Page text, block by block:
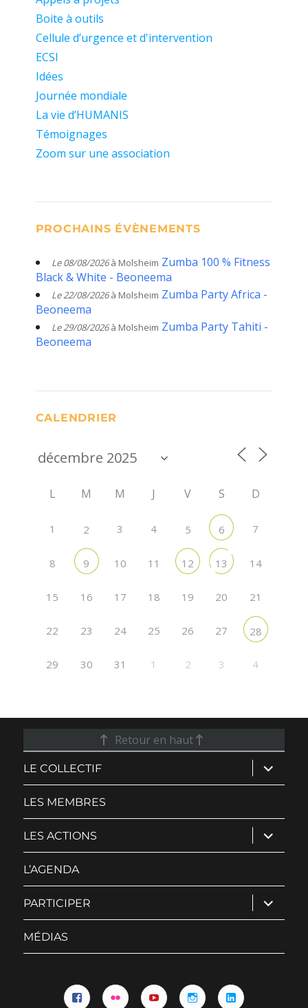
Boite à outils
Cellule d’urgence et d'intervention
ECSI
Idées
Journée mondiale
La vie d’HUMANIS
Témoignages
Zoom sur une association
PROCHAINS ÉVÈNEMENTS
Le 08/08/2026à Molsheim Zumba 100 % Fitness
Black & White - Beoneema
Le 22/08/2026à Molsheim Zumba Party Africa -
Beoneema
Le 29/08/2026à Molsheim Zumba Party Tahiti -
Beoneema
CALENDRIER
L M M J V S D
1 2 3 4 5 6 7
8 9 10 11 12 13 14
15 16 17 18 19 20 21
22 23 24 25 26 27 28
29 30 31 1 2 3 4
Retour en haut
LE COLLECTIF ouvrir
le
sous-
LES MEMBRES
LES ACTIONS ouvrir
le
sous-
L’AGENDA
PARTICIPER ouvrir
le
sous-
MÉDIAS